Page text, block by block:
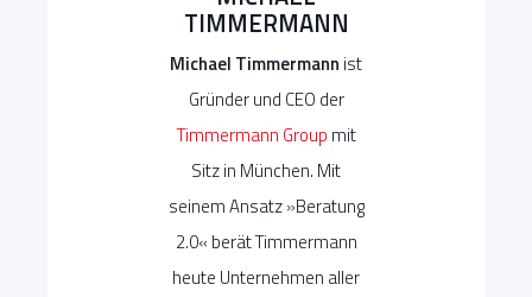
TIMMERMANN
Michael Timmermann ist
Gründer und CEO der
Timmermann Group mit
Sitz in München. Mit
seinem Ansatz »Beratung
2.0« berät Timmermann
heute Unternehmen aller